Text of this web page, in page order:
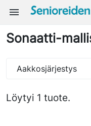
menu
Sonaatti-
Löytyi 1 tuote.
Aakkosjärjestys